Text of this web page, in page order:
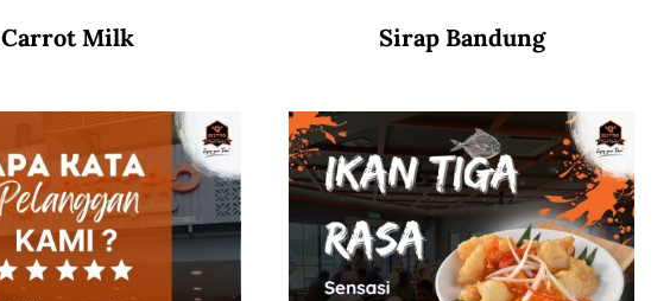
Carrot Milk Sirap Bandung